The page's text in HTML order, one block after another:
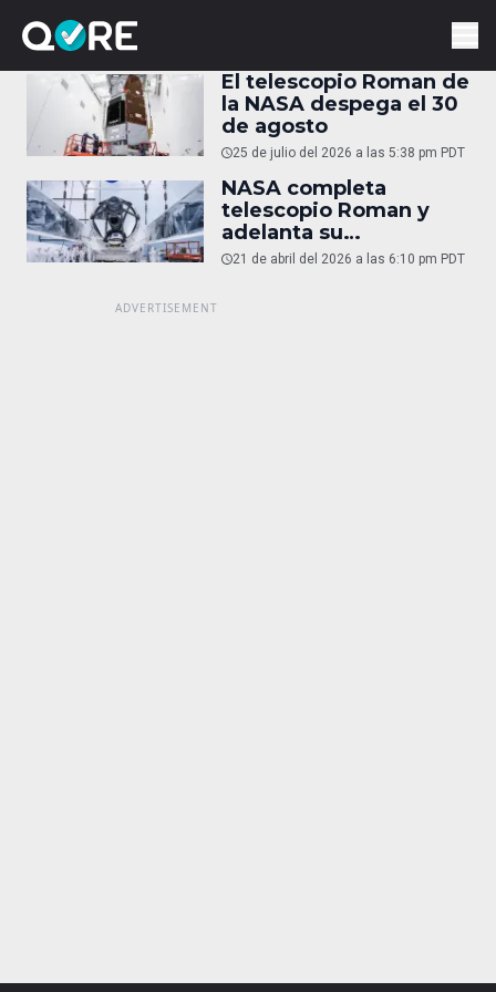
El telescopio Roman de
la NASA despega el 30
de agosto
25 de julio del 2026 a las 5:38 pm PDT
NASA completa
telescopio Roman y
adelanta su
lanzamiento
21 de abril del 2026 a las 6:10 pm PDT